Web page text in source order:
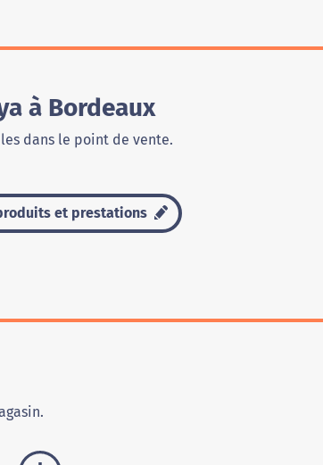
à Bordeaux
dans le point de vente.
et prestations